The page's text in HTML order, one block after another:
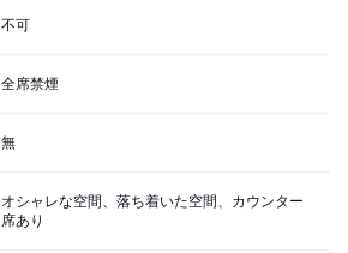
不可
全席禁煙
無
オシャレな空間、落ち着いた空間、カウンター
席あり